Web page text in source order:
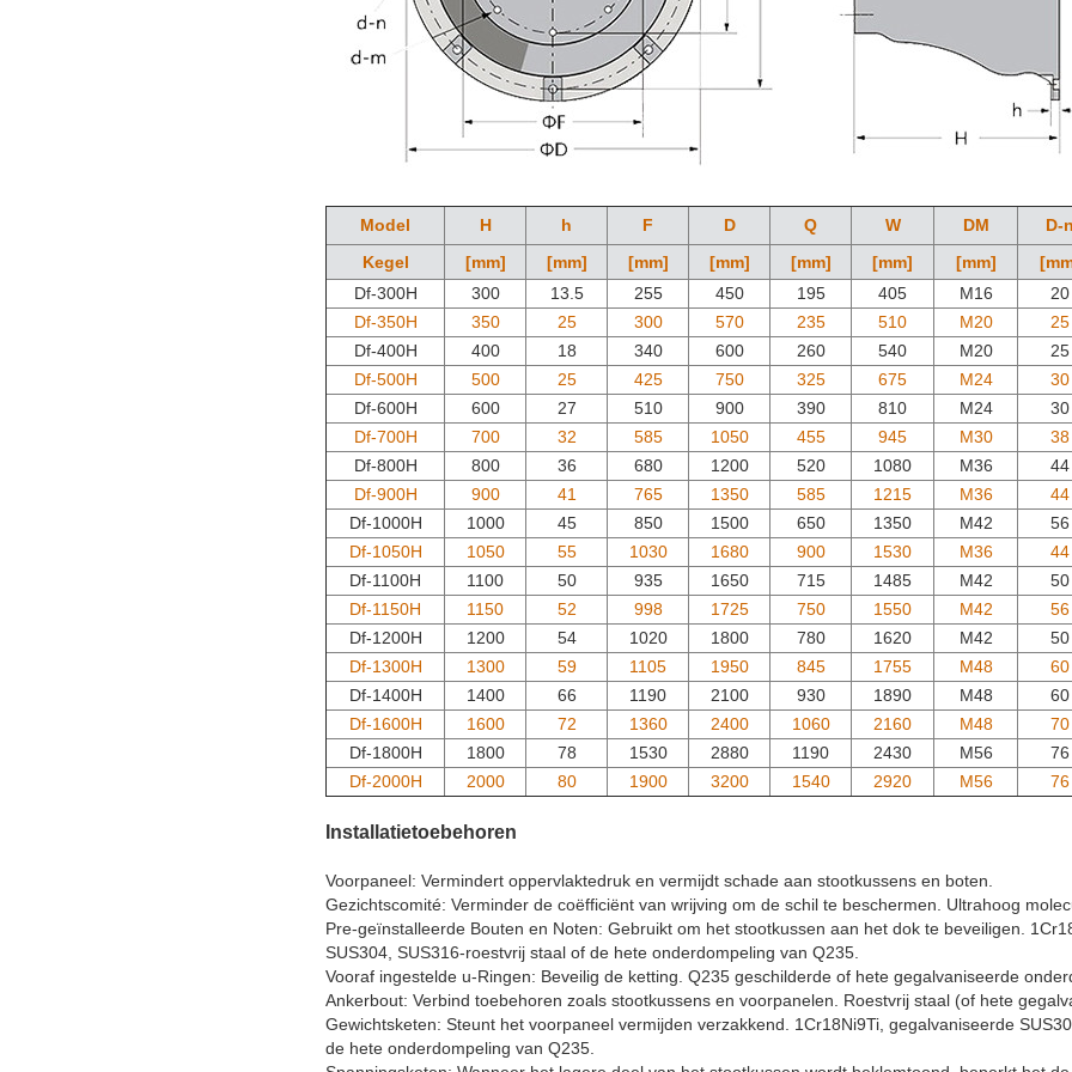
Model H h F D Q W DM
D-
Kegel
[mm] [mm] [mm] [mm] [mm] [mm] [mm]
Df-300H
300 13.5 255 450 195 405 M16
20
Df-350H
350 25 300 570 235 510 M20
25
Df-400H
400 18 340 600 260 540 M20
25
Df-500H
500 25 425 750 325 675 M24
30
Df-600H
600 27 510 900 390 810 M24
30
Df-700H
700 32 585 1050 455 945 M30
38
Df-800H
800 36 680 1200 520 1080 M36
44
Df-900H
900 41 765 1350 585 1215 M36
44
Df-1000H
1000 45 850 1500 650 1350 M42
56
Df-1050H
1050 55 1030 1680 900 1530 M36
44
Df-1100H
1100 50 935 1650 715 1485 M42
50
Df-1150H
1150 52 998 1725 750 1550 M42
56
Df-1200H
1200 54 1020 1800 780 1620 M42
50
Df-1300H
1300 59 1105 1950 845 1755 M48
60
Df-1400H
1400 66 1190 2100 930 1890 M48
60
Df-1600H
1600 72 1360 2400 1060 2160 M48
70
Df-1800H
1800 78 1530 2880 1190 2430 M56
76
Df-2000H
2000 80 1900 3200 1540 2920 M56 76
Installatietoebehoren
Voorpaneel: Vermindert oppervlaktedruk en vermijdt schade aan stootkussens en boten.
Gezichtscomité: Verminder de coëfficiënt van wrijving om de schil te beschermen. Ultrahoog
Pre-geïnstalleerde Bouten en Noten: Gebruikt om het stootkussen aan het dok te beveiligen.
SUS304, SUS316-roestvrij staal of de hete onderdompeling van Q235.
Vooraf ingestelde u-Ringen: Beveilig de ketting. Q235 geschilderde of hete gegalvaniseerde
Ankerbout: Verbind toebehoren zoals stootkussens en voorpanelen. Roestvrij staal (of hete
Gewichtsketen: Steunt het voorpaneel vermijden verzakkend. 1Cr18Ni9Ti, gegalvaniseerde
de hete onderdompeling van Q235.